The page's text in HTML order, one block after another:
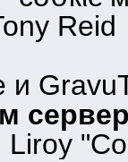
Reid
и